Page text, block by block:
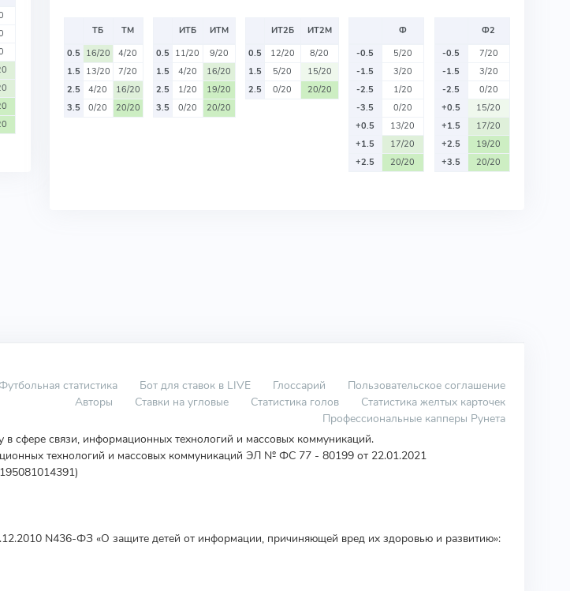
ТБ
ТМ
0.5 16/20
4/20
1.5 13/20
7/20
2.5
4/20
16/20
3.5
0/20 20/20
ИТБ
ИТМ
0.5 11/20
9/20
1.5
4/20
16/20
2.5
1/20
19/20
3.5
0/20 20/20
ИТ2Б
ИТ2М
0.5
12/20
8/20
1.5
5/20
15/20
2.5
0/20 20/20
Ф
-0.5
5/20
-1.5
3/20
-2.5
1/20
-3.5
0/20
+0.5
13/20
+1.5
17/20
+2.5
20/20
Ф2
-0.5
7/20
-1.5
3/20
-2.5
0/20
+0.5
15/20
+1.5
17/20
+2.5
19/20
+3.5
20/20
Футбольная статистика Бот для ставок в LIVE Глоссарий
Пользовательское соглашение
Авторы
Ставки на угловые Статистика голов
Статистика желтых карточек
Профессиональные капперы Рунета
сфере связи, информационных технологий и массовых коммуникаций.
технологий и массовых коммуникаций ЭЛ № ФС 77 - 80199 от 22.01.2021
N436-ФЗ «О защите детей от информации, причиняющей вред их здоровью и развитию»: